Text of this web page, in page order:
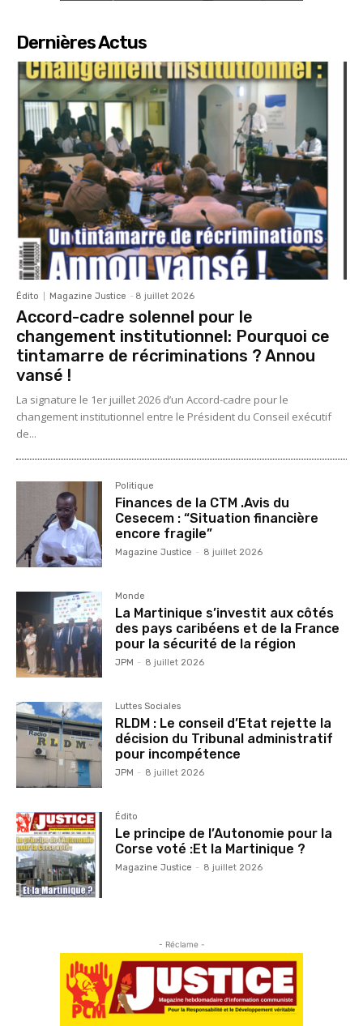
Dernières Actus
Édito Magazine Justice - 8 juillet 2026
Accord-cadre solennel pour le
changement institutionnel: Pourquoi ce
tintamarre de récriminations ? Annou
vansé !
La signature le 1er juillet 2026 d’un Accord-cadre pour le
changement institutionnel entre le Président du Conseil exécutif
de...
Politique
Finances de la CTM .Avis du
Cesecem : “Situation financière
encore fragile”
Magazine Justice - 8 juillet 2026
Monde
La Martinique s’investit aux côtés
des pays caribéens et de la France
pour la sécurité de la région
JPM - 8 juillet 2026
Luttes Sociales
RLDM : Le conseil d’Etat rejette la
décision du Tribunal administratif
pour incompétence
JPM - 8 juillet 2026
Édito
Le principe de l’Autonomie pour la
Corse voté :Et la Martinique ?
Magazine Justice - 8 juillet 2026
- Réclame -